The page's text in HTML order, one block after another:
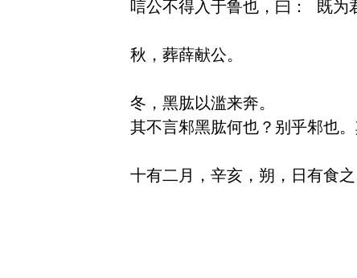
唁公不得入于鲁也，曰： 既为
秋，葬薛献公。
冬，黑肱以滥来奔。
其不言邾黑肱何也？别乎邾也